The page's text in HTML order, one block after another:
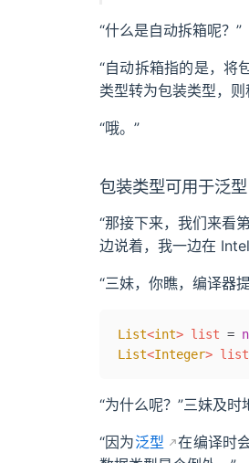
“什么是自动拆箱呢？”
“自动拆箱指的是，将
类型转为包装类型，
“哦。”
包装类型可用于泛
“那接下来，我们来看
边说着，我一边在
“三妹，你瞧，编译器
List<int> list =
List<Integer> list
“为什么呢？”三妹及时
“因为泛型
在编译时